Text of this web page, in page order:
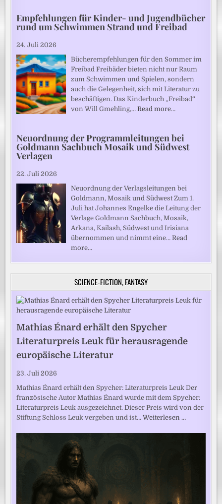
Empfehlungen für Kinder- und Jugendbücher
rund um Schwimmen Strand und Freibad
24. Juli 2026
Bücherempfehlungen für den Sommer im
Freibad Freibäder bieten nicht nur Raum
zum Schwimmen und Spielen, sondern
auch die Gelegenheit, sich mit Literatur zu
beschäftigen. Das Kinderbuch „Freibad“
von Will Gmehling,…Read more…
Neuordnung der Programmleitungen bei
Goldmann Sachbuch Mosaik und Südwest
Verlagen
22. Juli 2026
Neuordnung der Verlagsleitungen bei
Goldmann, Mosaik und Südwest Zum 1.
Juli hat Johannes Engelke die Leitung der
Verlage Goldmann Sachbuch, Mosaik,
Arkana, Kailash, Südwest und Irisiana
übernommen und nimmt eine…Read
more…
SCIENCE-FICTION, FANTASY
Mathias Énard erhält den Spycher
Literaturpreis Leuk für herausragende
europäische Literatur
23. Juli 2026
Mathias Énard erhält den Spycher: Literaturpreis Leuk Der
französische Autor Mathias Énard wurde mit dem Spycher:
Literaturpreis Leuk ausgezeichnet. Dieser Preis wird von der
Stiftung Schloss Leuk vergeben und ist…Weiterlesen …